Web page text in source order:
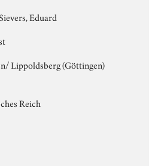
Eduard
Lippoldsberg (Göttingen)
Reich